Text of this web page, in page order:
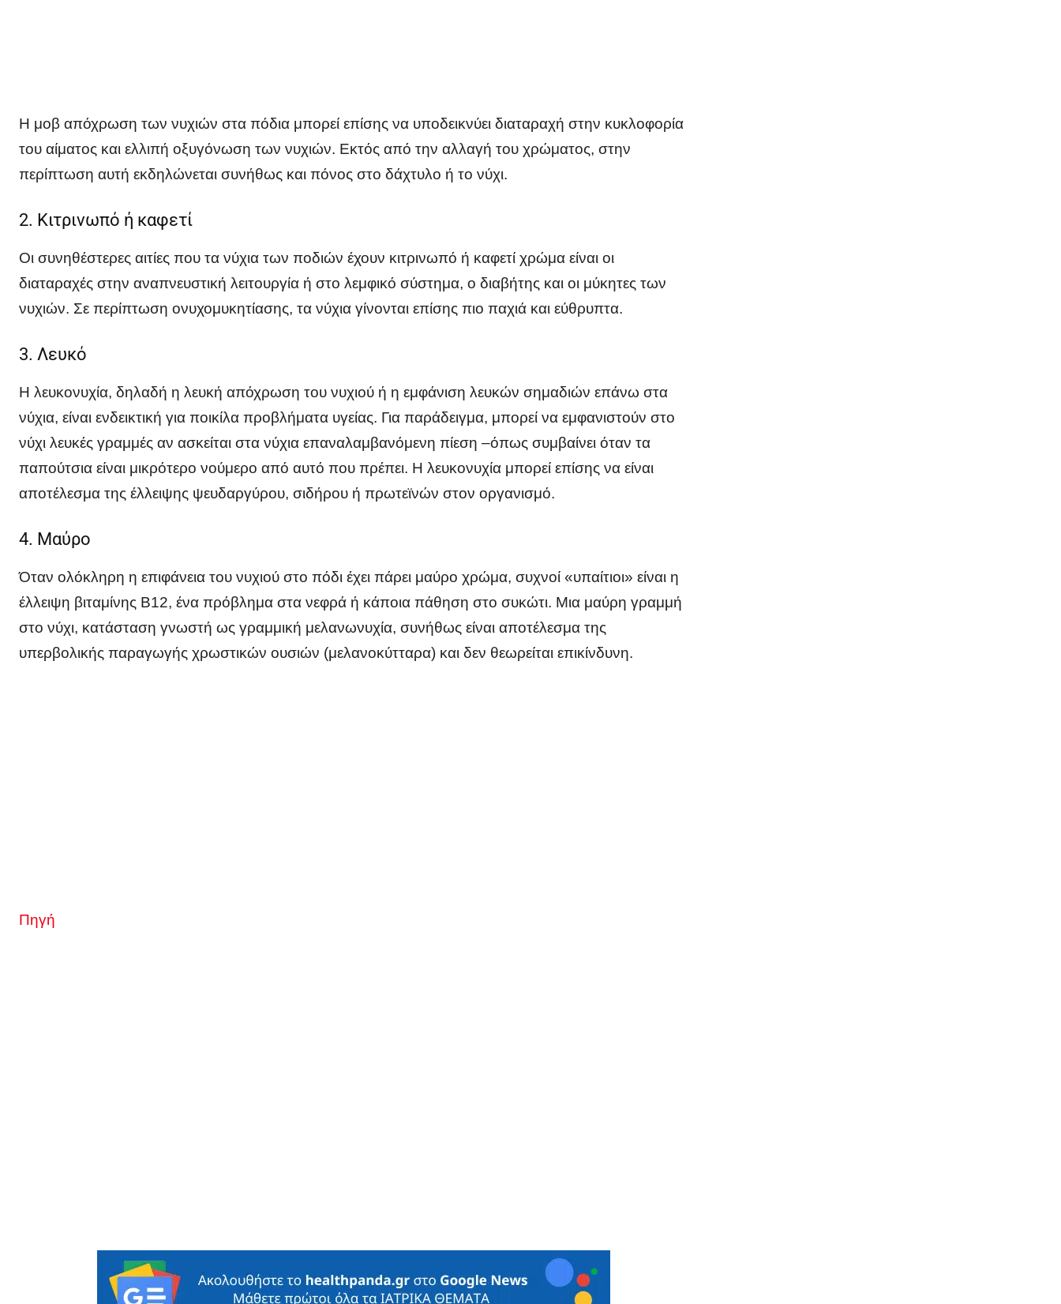
Η μοβ απόχρωση των νυχιών στα πόδια μπορεί επίσης να υποδεικνύει διαταραχή στην κυκλοφορία
του αίματος και ελλιπή οξυγόνωση των νυχιών. Εκτός από την αλλαγή του χρώματος, στην
περίπτωση αυτή εκδηλώνεται συνήθως και πόνος στο δάχτυλο ή το νύχι.
2. Κιτρινωπό ή καφετί
Οι συνηθέστερες αιτίες που τα νύχια των ποδιών έχουν κιτρινωπό ή καφετί χρώμα είναι οι
διαταραχές στην αναπνευστική λειτουργία ή στο λεμφικό σύστημα, ο διαβήτης και οι μύκητες των
νυχιών. Σε περίπτωση ονυχομυκητίασης, τα νύχια γίνονται επίσης πιο παχιά και εύθρυπτα.
3. Λευκό
Η λευκονυχία, δηλαδή η λευκή απόχρωση του νυχιού ή η εμφάνιση λευκών σημαδιών επάνω στα
νύχια, είναι ενδεικτική για ποικίλα προβλήματα υγείας. Για παράδειγμα, μπορεί να εμφανιστούν στο
νύχι λευκές γραμμές αν ασκείται στα νύχια επαναλαμβανόμενη πίεση –όπως συμβαίνει όταν τα
παπούτσια είναι μικρότερο νούμερο από αυτό που πρέπει. Η λευκονυχία μπορεί επίσης να είναι
αποτέλεσμα της έλλειψης ψευδαργύρου, σιδήρου ή πρωτεϊνών στον οργανισμό.
4. Μαύρο
Όταν ολόκληρη η επιφάνεια του νυχιού στο πόδι έχει πάρει μαύρο χρώμα, συχνοί «υπαίτιοι» είναι η
έλλειψη βιταμίνης Β12, ένα πρόβλημα στα νεφρά ή κάποια πάθηση στο συκώτι. Μια μαύρη γραμμή
στο νύχι, κατάσταση γνωστή ως γραμμική μελανωνυχία, συνήθως είναι αποτέλεσμα της
υπερβολικής παραγωγής χρωστικών ουσιών (μελανοκύτταρα) και δεν θεωρείται επικίνδυνη.
Πηγή